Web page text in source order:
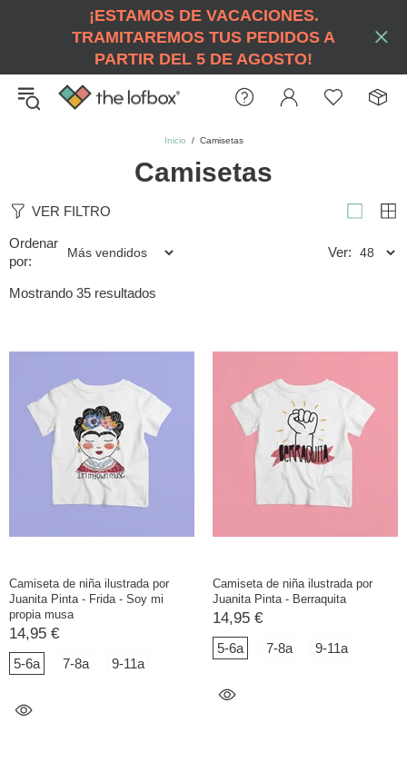
¡ESTAMOS DE VACACIONES.
TRAMITAREMOS TUS PEDIDOS A
PARTIR DEL 5 DE AGOSTO!
Inicio Camisetas
Camisetas
VER FILTRO
Ordenar
por:
Ver:
Mostrando 35 resultados
Camiseta de niña ilustrada por
Juanita Pinta - Frida - Soy mi
propia musa
14,95 €
5-6a 7-8a 9-11a
Camiseta de niña ilustrada por
Juanita Pinta - Berraquita
14,95 €
5-6a 7-8a 9-11a